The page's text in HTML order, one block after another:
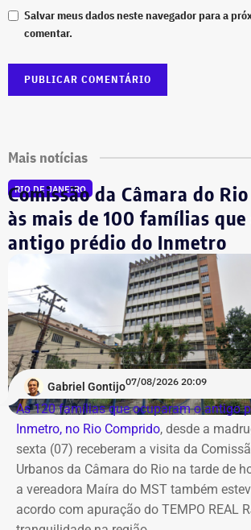
Salvar meus dados neste navegador para a
comentar.
Mais notícias
RIO DE JANEIRO
Comissão da Câmara do
às mais de 100 famílias
antigo prédio do Inmetro
Gabriel Gontijo07/08/2026 20:09
As 120 famílias que ocuparam o antigo
Inmetro, no Rio Comprido, desde a
sexta (07) receberam a visita da
Urbanos da Câmara do Rio na tarde de
a vereadora Maíra do MST também
acordo com apuração do TEMPO REAL